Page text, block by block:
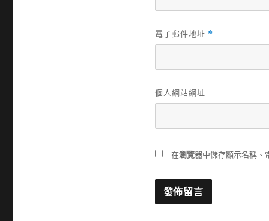
電子郵件地址 *
個人網站網址
在瀏覽器中儲存顯示名稱、